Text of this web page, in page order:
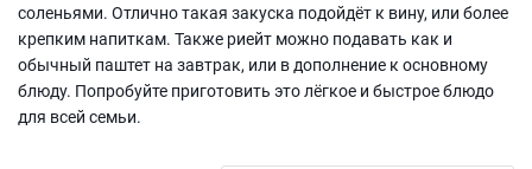
соленьями. Отлично такая закуска подойдёт к вину, или более
крепким напиткам. Также риейт можно подавать как и
обычный паштет на завтрак, или в дополнение к основному
блюду. Попробуйте приготовить это лёгкое и быстрое блюдо
для всей семьи.